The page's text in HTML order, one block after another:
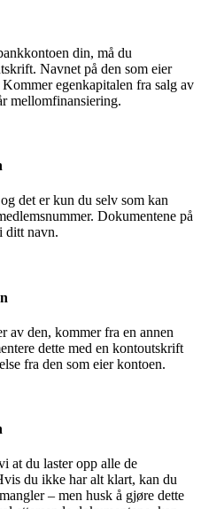
din, må du
Navnet på den som eier
egenkapitalen fra salg av
mellomfinansiering.
det er kun du selv som kan
Dokumentene på
ditt navn.
av den, kommer fra en annen
dette med en kontoutskrift
fra den som eier kontoen.
at du laster opp alle de
du ikke har alt klart, kan du
– men husk å gjøre dette